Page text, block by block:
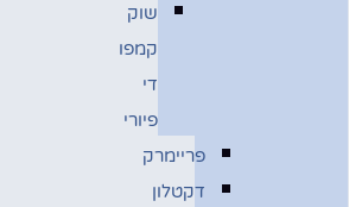
שוק
קמפו
די
פיורי
פריימרק
דקטלון